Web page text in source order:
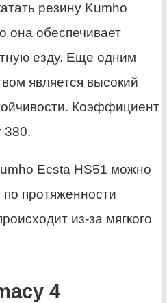
резину Kumho
она обеспечивает
езду. Еще одним
является высокий
Коэффициент
380.
Ecsta HS51 можно
протяженности
из-за мягкого
4